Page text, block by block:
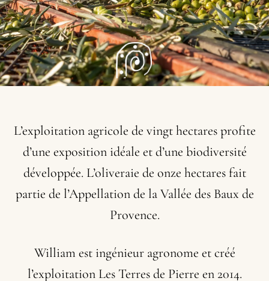
L’exploitation agricole de vingt hectares profite
d’une exposition idéale et d’une biodiversité
développée. L’oliveraie de onze hectares fait
partie de l’Appellation de la Vallée des Baux de
Provence.
William est ingénieur agronome et créé
l’exploitation Les Terres de Pierre en 2014.